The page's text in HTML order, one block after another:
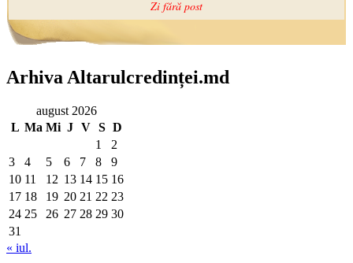
Arhiva Altarulcredinței.md
august 2026
L Ma Mi J V S D
1
2
3
4 5 6 7 8
9
10 11 12 13 14 15 16
17 18 19 20 21 22 23
24 25 26 27 28 29 30
31
« iul.